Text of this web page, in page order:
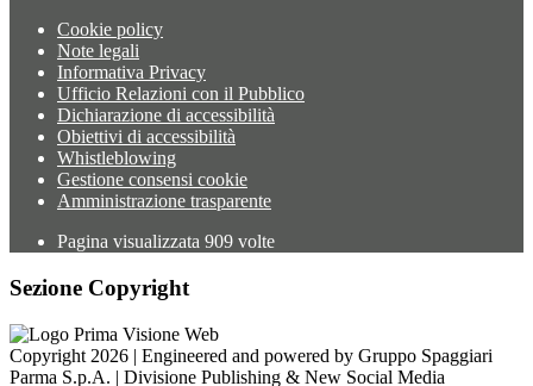
Cookie policy
Note legali
Informativa Privacy
Ufficio Relazioni con il Pubblico
Dichiarazione di accessibilità
Obiettivi di accessibilità
Whistleblowing
Gestione consensi cookie
Amministrazione trasparente
Pagina visualizzata 909 volte
Sezione Copyright
Copyright 2026 | Engineered and powered by Gruppo Spaggiari
Parma S.p.A. | Divisione Publishing & New Social Media